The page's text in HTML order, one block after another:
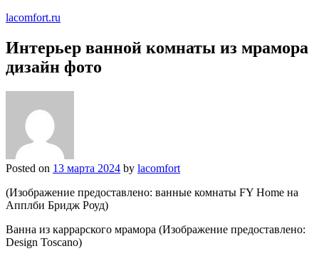
lacomfort.ru
Интерьер ванной комнаты из мрамора
дизайн фото
Posted on 13 марта 2024 by lacomfort
(Изображение предоставлено: ванные комнаты FY Home на
Апплби Бридж Роуд)
Ванна из каррарского мрамора (Изображение предоставлено:
Design Toscano)